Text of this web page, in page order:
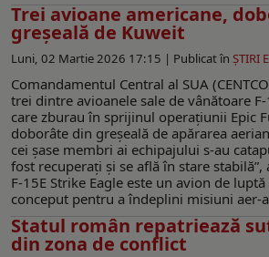
Trei avioane americane,
greșeală de Kuweit
Luni, 02 Martie 2026 17:15 | Publicat în ŞTIRI
Comandamentul Central al SUA
trei dintre avioanele sale de vânătoare F-
care zburau în sprijinul operațiunii Epic
doborâte din greșeală de apărarea
cei șase membri ai echipajului s-au
fost recuperați și se află în stare stabilă”,
F-15E Strike Eagle este un avion de
conceput pentru a îndeplini misiuni aer-
Statul român repatriează
din zona de conflict